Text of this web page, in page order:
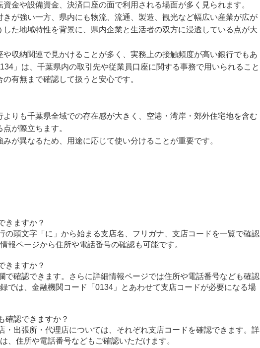
金や設備資金、決済口座の面で利用される場面が多く見られます。
が強い一方、県内にも物流、流通、製造、観光など幅広い産業が広が
した地域特性を背景に、県内企業と生活者の双方に浸透している点が大
や収納関連で見かけることが多く、実務上の接触頻度が高い銀行でもあ
」は、千葉県内の取引先や従業員口座に関する事務で用いられること
有無まで確認して扱うと安心です。
りも千葉県全域での存在感が大きく、空港・湾岸・郊外住宅地を含む
が際立ちます。
が異なるため、用途に応じて使い分けることが重要です。
きますか？
の頭文字「に」から始まる支店名、フリガナ、支店コードを一覧で確認
報ページから住所や電話番号の確認も可能です。
きますか？
で確認できます。さらに詳細情報ページでは住所や電話番号なども確認
では、金融機関コード「0134」とあわせて支店コードが必要になる場
確認できますか？
・出張所・代理店については、それぞれ支店コードを確認できます。詳
、住所や電話番号などもご確認いただけます。